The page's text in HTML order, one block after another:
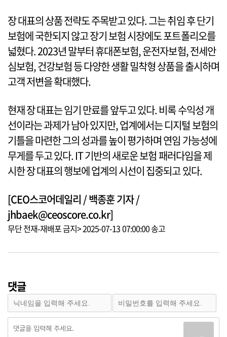
장 대표의 상품 전략도 주목받고 있다. 그는 취임 후 단기
보험에 국한되지 않고 장기 보험 시장에도 포트폴리오를
넓혔다. 2023년 말부터 휴대폰보험, 운전자보험, 전세안
심보험, 건강보험 등 다양한 생활 밀착형 상품을 출시하며
고객 저변을 확대했다.
현재 장 대표는 임기 만료를 앞두고 있다. 비록 수익성 개
선이라는 과제가 남아 있지만, 업계에서는 디지털 보험의
기틀을 마련한 그의 성과를 높이 평가하며 연임 가능성에
무게를 두고 있다. IT 기반의 새로운 보험 패러다임을 제
시한 장 대표의 행보에 업계의 시선이 집중되고 있다.
[CEO스코어데일리 / 백종훈 기자 /
jhbaek@ceoscore.co.kr]
무단 전재-재배포 금지> 2025-07-13 07:00:00 송고
댓글